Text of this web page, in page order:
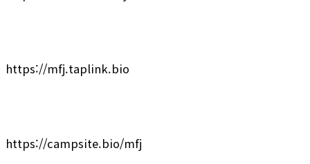
https://mfj.taplink.bio
https://campsite.bio/mfj